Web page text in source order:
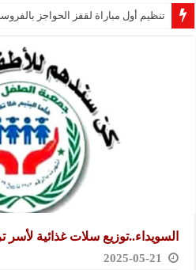
تنظيم أول مباراة لقفز الحواجز
السويداء..توزيع سلات غذائية لأسر
2025-05-21